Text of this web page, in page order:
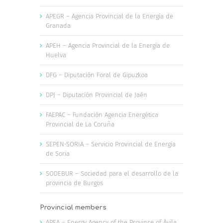
APEGR – Agencia Provincial de la Energía de
Granada
APEH – Agencia Provincial de la Energía de
Huelva
DFG – Diputación Foral de Gipuzkoa
DPJ – Diputación Provincial de Jaén
FAEPAC – Fundación Agencia Energética
Provincial de La Coruña
SEPEN-SORIA – Servicio Provincial de Energía
de Soria
SODEBUR – Sociedad para el desarrollo de la
provincia de Burgos
Provincial members